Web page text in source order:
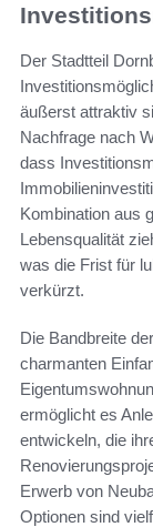
Der Stadtteil
äußerst attraktiv
Nachfrage nach
dass
Kombination aus
Lebensqualität
was die Frist für
verkürzt.
Die Bandbreite
charmanten
ermöglicht es
entwickeln, die
Erwerb von
Optionen sind